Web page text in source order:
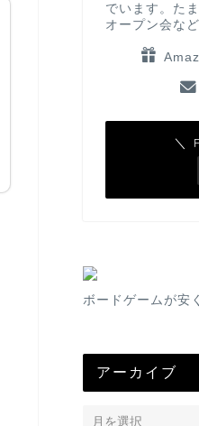
でいます。た
オープン会な
＼
ボードゲームが安
アーカイブ